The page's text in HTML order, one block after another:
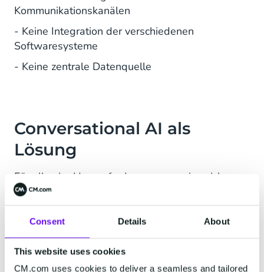
Consent Details About
This website uses cookies
CM.com uses cookies to deliver a seamless and tailored
Kommunikationskanälen
- Keine Integration der verschiedenen
Softwaresysteme
- Keine zentrale Datenquelle
Conversational AI als
Lösung
Für alle vier Herausforderungen erwies sich
Conversational AI als die Lösung. Mit der
Technologie von CM.com implementiert
Vattenfall seinen Chatbot Nina an verschiedenen
Stellen auf der Website und in der App.
Gleichzeitig wird die Conversational AI Cloud als
interne Wissensdatenbank genutzt.